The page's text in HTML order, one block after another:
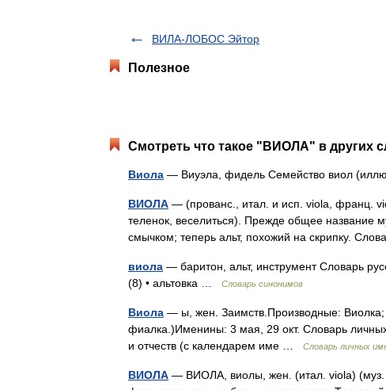
ВИЛА-ЛОБОС Эйтор
Полезное
Смотреть что такое "ВИОЛА" в других
Виола — Виуэла, фидель Семейство виол
ВИОЛА — (прованс., итал. и исп. viola, франц.
теленок, веселиться). Прежде общее название
смычком; теперь альт, похожий на скрипку.
виола — баритон, альт, инструмент Словарь
(8) • альтовка …
Словарь синонимов
Виола — ы, жен. Заимств.Производные:
фиалка.)Именины: 3 мая, 29 окт. Словарь
и отчеств (с календарем име …
Словарь личных
ВИОЛА — ВИОЛА, виолы, жен. (итал. viola) (муз.